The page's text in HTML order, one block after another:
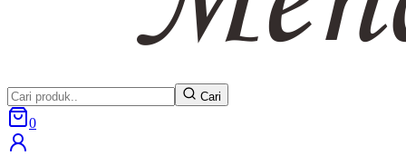
Cari
0